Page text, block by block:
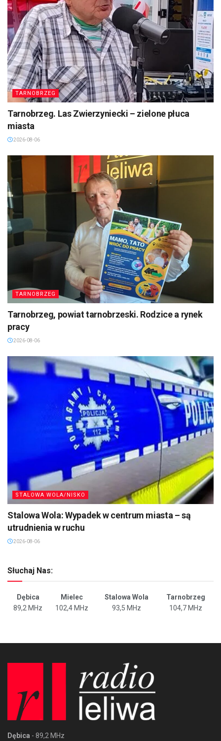
TARNOBRZEG
Tarnobrzeg. Las Zwierzyniecki – zielone płuca
miasta
2026-08-06
TARNOBRZEG
Tarnobrzeg, powiat tarnobrzeski. Rodzice a rynek
pracy
2026-08-06
STALOWA WOLA/NISKO
Stalowa Wola: Wypadek w centrum miasta – są
utrudnienia w ruchu
2026-08-06
Słuchaj Nas:
Dębica Mielec Stalowa Wola
Tarnobrzeg
89,2 MHz
102,4 MHz 93,5 MHz 104,7 MHz
Dębica - 89,2 MHz